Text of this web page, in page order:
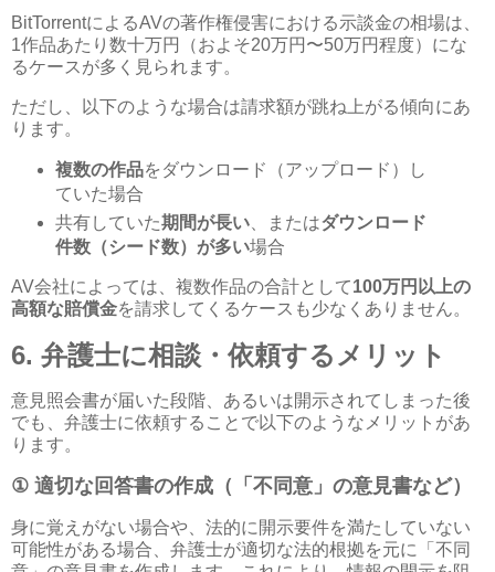
BitTorrentによるAVの著作権侵害における示談金の相場は、
1作品あたり数十万円（およそ20万円〜50万円程度）にな
るケースが多く見られます。
ただし、以下のような場合は請求額が跳ね上がる傾向にあ
ります。
複数の作品をダウンロード（アップロード）し
ていた場合
共有していた期間が長い、またはダウンロード
件数（シード数）が多い場合
AV会社によっては、複数作品の合計として100万円以上の
高額な賠償金を請求してくるケースも少なくありません。
6. 弁護士に相談・依頼するメリット
意見照会書が届いた段階、あるいは開示されてしまった後
でも、弁護士に依頼することで以下のようなメリットがあ
ります。
① 適切な回答書の作成（「不同意」の意見書など）
身に覚えがない場合や、法的に開示要件を満たしていない
可能性がある場合、弁護士が適切な法的根拠を元に「不同